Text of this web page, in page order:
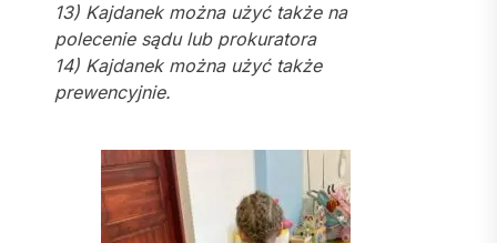
13) Kajdanek można użyć także na
polecenie sądu lub prokuratora
14) Kajdanek można użyć także
prewencyjnie.